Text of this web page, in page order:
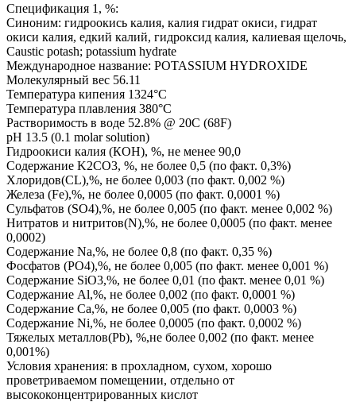
Спецификация 1, %:
Синоним: гидроокись калия, калия гидрат окиси, гидрат
окиси калия, едкий калий, гидроксид калия, калиевая щелочь,
Caustic potash; potassium hydrate
Международное название: POTASSIUM HYDROXIDE
Молекулярный вес 56.11
Температура кипения 1324°C
Температура плавления 380°C
Растворимость в воде 52.8% @ 20C (68F)
pH 13.5 (0.1 molar solution)
Гидроокиси калия (КОН), %, не менее 90,0
Содержание K2CO3, %, не более 0,5 (по факт. 0,3%)
Хлоридов(CL),%, не более 0,003 (по факт. 0,002 %)
Железа (Fe),%, не более 0,0005 (по факт. 0,0001 %)
Сульфатов (SO4),%, не более 0,005 (по факт. менее 0,002 %)
Нитратов и нитритов(N),%, не более 0,0005 (по факт. менее
0,0002)
Содержание Na,%, не более 0,8 (по факт. 0,35 %)
Фосфатов (PO4),%, не более 0,005 (по факт. менее 0,001 %)
Содержание SiO3,%, не более 0,01 (по факт. менее 0,01 %)
Содержание Al,%, не более 0,002 (по факт. 0,0001 %)
Содержание Ca,%, не более 0,005 (по факт. 0,0003 %)
Содержание Ni,%, не более 0,0005 (по факт. 0,0002 %)
Тяжелых металлов(Pb), %,не более 0,002 (по факт. менее
0,001%)
Условия хранения: в прохладном, сухом, хорошо
проветриваемом помещении, отдельно от
высококонцентрированных кислот